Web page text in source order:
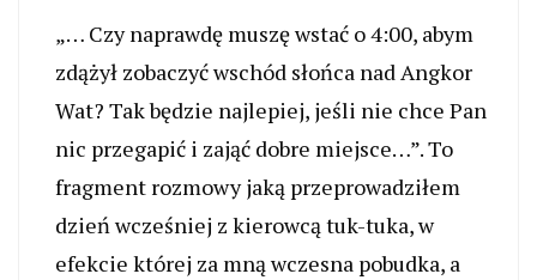
„… Czy naprawdę muszę wstać o 4:00, abym
zdążył zobaczyć wschód słońca nad Angkor
Wat? Tak będzie najlepiej, jeśli nie chce Pan
nic przegapić i zająć dobre miejsce…”. To
fragment rozmowy jaką przeprowadziłem
dzień wcześniej z kierowcą tuk-tuka, w
efekcie której za mną wczesna pobudka, a